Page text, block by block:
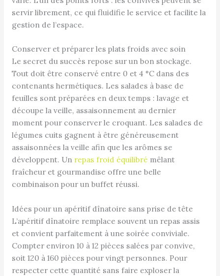
servir librement, ce qui fluidifie le service et facilite la
gestion de l’espace.
Conserver et préparer les plats froids avec soin
Le secret du succès repose sur un bon stockage.
Tout doit être conservé entre 0 et 4 °C dans des
contenants hermétiques. Les salades à base de
feuilles sont préparées en deux temps : lavage et
découpe la veille, assaisonnement au dernier
moment pour conserver le croquant. Les salades de
légumes cuits gagnent à être généreusement
assaisonnées la veille afin que les arômes se
développent. Un repas froid équilibré mêlant
fraîcheur et gourmandise offre une belle
combinaison pour un buffet réussi.
Idées pour un apéritif dînatoire sans prise de tête
L’apéritif dînatoire remplace souvent un repas assis
et convient parfaitement à une soirée conviviale.
Compter environ 10 à 12 pièces salées par convive,
soit 120 à 160 pièces pour vingt personnes. Pour
respecter cette quantité sans faire exploser la